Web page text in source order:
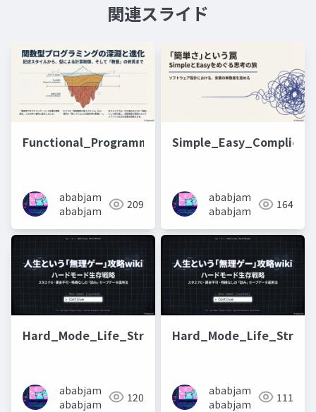
関連スライド
Functional_Programming_Strata_of_Control
ababjam
ababjam
209
ababjam
ababjam
164
Hard_Mode_Life_Strategy
ababjam
ababjam
120
ababjam
ababjam
111